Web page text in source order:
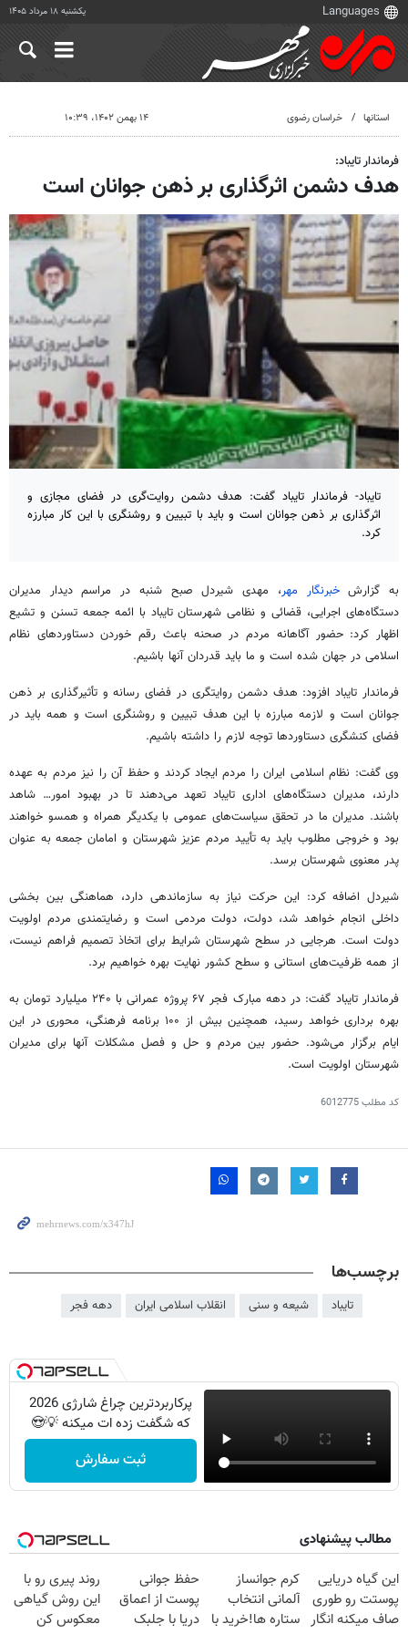
یکشنبه ۱۸ مرداد ۱۴۰۵
استانها خراسان رضوی ۱۴ بهمن ۱۴۰۲، ۱۰:۳۹
فرماندار تایباد:
هدف دشمن اثرگذاری بر ذهن جوانان است
تایباد- فرماندار تایباد گفت: هدف دشمن روایت‌گری در فضای مجازی و
اثرگذاری بر ذهن جوانان است و باید با تبیین و روشنگری با این کار مبارزه
کرد.
به گزارشخبرنگار مهر، مهدی شیردل صبح شنبه در مراسم دیدار مدیران
دستگاه‌های اجرایی، قضائی و نظامی شهرستان تایباد با ائمه جمعه تسنن و تشیع
اظهار کرد: حضور آگاهانه مردم در صحنه باعث رقم خوردن دستاوردهای نظام
اسلامی در جهان شده است و ما باید قدردان آنها باشیم.
فرماندار تایباد افزود: هدف دشمن روایتگری در فضای رسانه و تأثیرگذاری بر ذهن
جوانان است و لازمه مبارزه با این هدف تبیین و روشنگری است و همه باید در
فضای کنشگری دستاوردها توجه لازم را داشته باشیم.
وی گفت: نظام اسلامی ایران را مردم ایجاد کردند و حفظ آن را نیز مردم به عهده
دارند، مدیران دستگاه‌های اداری تایباد تعهد می‌دهند تا در بهبود امور… شاهد
باشند. مدیران ما در تحقق سیاست‌های عمومی با یکدیگر همراه و همسو خواهند
بود و خروجی مطلوب باید به تأیید مردم عزیز شهرستان و امامان جمعه به عنوان
پدر معنوی شهرستان برسد.
شیردل اضافه کرد: این حرکت نیاز به سازماندهی دارد، هماهنگی بین بخشی
داخلی انجام خواهد شد، دولت، دولت مردمی است و رضایتمندی مردم اولویت
دولت است. هرجایی در سطح شهرستان شرایط برای اتخاذ تصمیم فراهم نیست،
از همه ظرفیت‌های استانی و سطح کشور نهایت بهره خواهیم برد.
فرماندار تایباد گفت: در دهه مبارک فجر ۶۷ پروژه عمرانی با ۲۴۰ میلیارد تومان به
بهره برداری خواهد رسید، همچنین بیش از ۱۰۰ برنامه فرهنگی، محوری در این
ایام برگزار می‌شود. حضور بین مردم و حل و فصل مشکلات آنها برای مدیران
شهرستان اولویت است.
کد مطلب6012775
برچسب‌ها
تایباد شیعه و سنی انقلاب اسلامی ایران دهه فجر
پرکاربردترین چراغ شارژی 2026
که شگفت زده ات میکنه 💡😍
ثبت سفارش
مطالب پیشنهادی
این گیاه دریایی
پوستت رو طوری
صاف میکنه انگار
کرم جوانساز
آلمانی انتخاب
ستاره ها!خرید با
حفظ جوانی
پوست از اعماق
دریا با جلبک
روند پیری رو با
این روش گیاهی
معکوس کن